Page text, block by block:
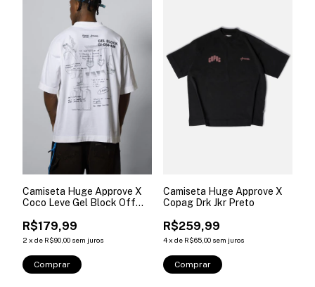
Camiseta Huge Approve X
Coco Leve Gel Block Off
R$179,99
2 x de R$90,00 sem juros
Comprar
Camiseta Huge Approve X
Copag Drk Jkr Preto
R$259,99
4x de R$65,00 sem juros
Comprar